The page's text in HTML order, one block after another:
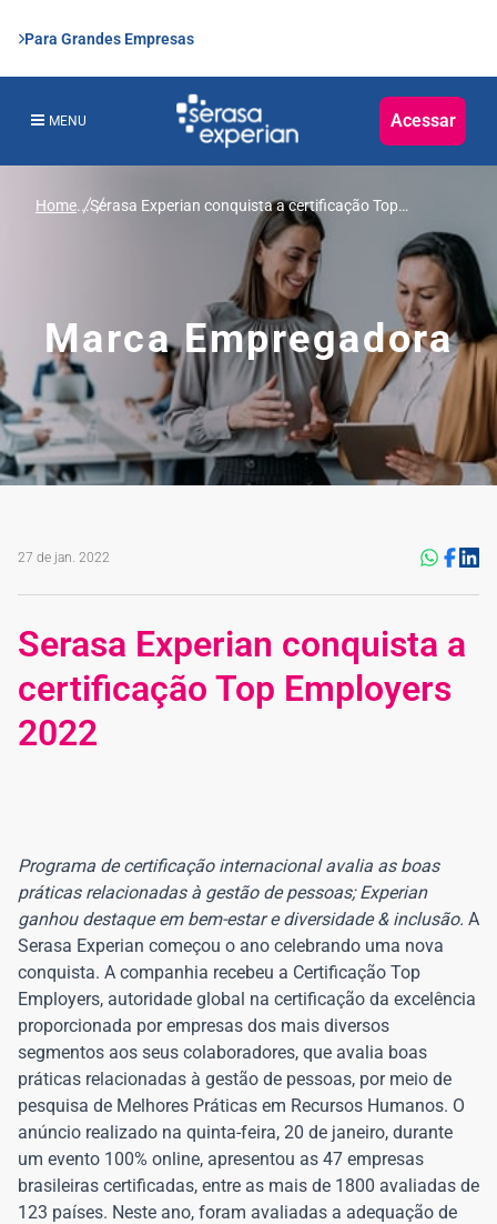
Para Grandes Empresas
MENU Acessar
Home...Serasa Experian conquista a certificação Top
Marca Empregadora
27 de jan. 2022
Serasa Experian conquista a
certificação Top Employers
2022
Programa de certificação internacional avalia as boas
práticas relacionadas à gestão de pessoas; Experian
ganhou destaque em bem-estar e diversidade & inclusão. A
Serasa Experian começou o ano celebrando uma nova
conquista. A companhia recebeu a Certificação Top
Employers, autoridade global na certificação da excelência
proporcionada por empresas dos mais diversos
segmentos aos seus colaboradores, que avalia boas
práticas relacionadas à gestão de pessoas, por meio de
pesquisa de Melhores Práticas em Recursos Humanos. O
anúncio realizado na quinta-feira, 20 de janeiro, durante
um evento 100% online, apresentou as 47 empresas
brasileiras certificadas, entre as mais de 1800 avaliadas de
123 países. Neste ano, foram avaliadas a adequação de